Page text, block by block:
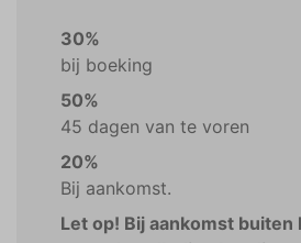
30%
bij boeking
50%
45 dagen van te voren
20%
Bij aankomst.
Let op! Bij aankomst